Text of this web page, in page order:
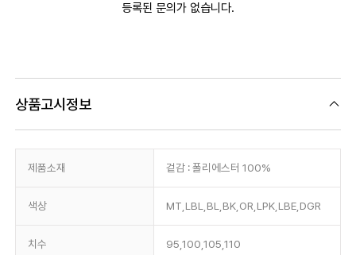
등록된 문의가 없습니다.
상품고시정보
제품소재 겉감 : 폴리에스터 100%
색상 MT,LBL,BL,BK,OR,LPK,LBE,DGR
치수 95,100,105,110